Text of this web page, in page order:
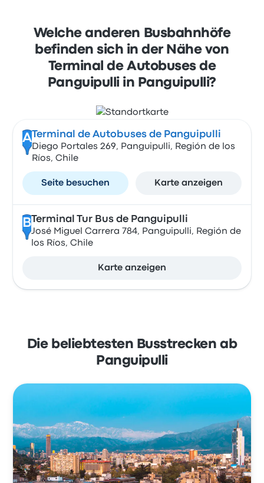
Welche anderen Busbahnhöfe
befinden sich in der Nähe von
Terminal de Autobuses de
Panguipulli in Panguipulli?
A Terminal de Autobuses de Panguipulli
Diego Portales 269, Panguipulli, Región de los
Ríos, Chile
Seite besuchen Karte anzeigen
B Terminal Tur Bus de Panguipulli
José Miguel Carrera 784, Panguipulli, Región de
los Ríos, Chile
Karte anzeigen
Die beliebtesten Busstrecken ab
Panguipulli